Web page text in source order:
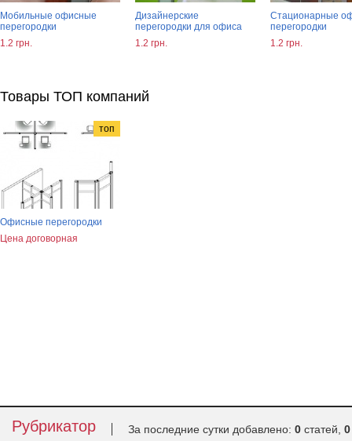
Мобильные офисные
перегородки
1.2 грн.
Дизайнерские
перегородки для офиса
1.2 грн.
Стационарные
перегородки
1.2 грн.
Товары ТОП компаний
топ
Офисные перегородки
Цена договорная
Рубрикатор За последние сутки добавлено: 0 статей, 0